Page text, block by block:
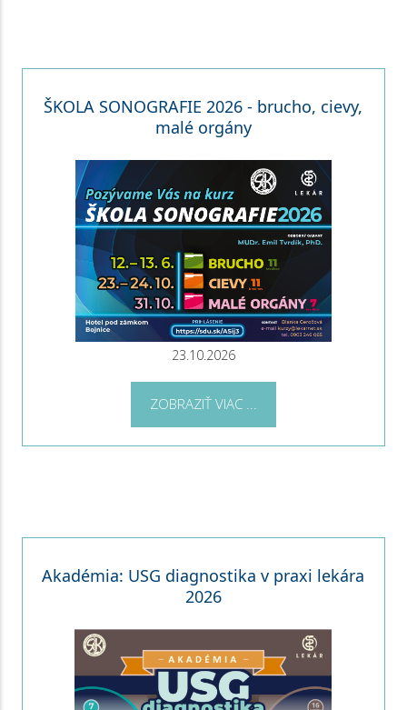
ŠKOLA SONOGRAFIE 2026 - brucho, cievy,
malé orgány
23.10.2026
ZOBRAZIŤ VIAC ...
Akadémia: USG diagnostika v praxi lekára
2026